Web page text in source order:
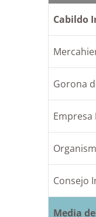
Cabildo
Gorona
Empresa
Consejo
Media